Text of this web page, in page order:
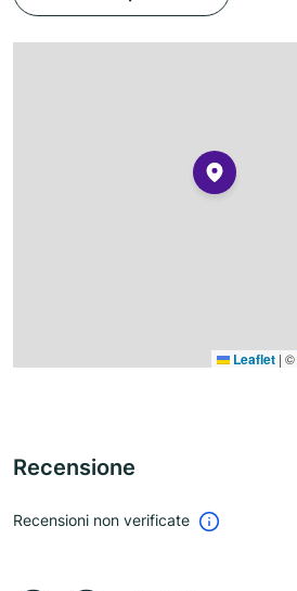
Leaflet | ©
Recensione
Recensioni non verificate